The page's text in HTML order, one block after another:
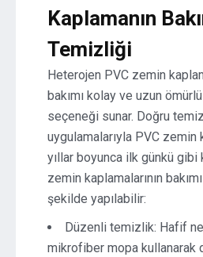
Kaplamanın
Temizliği
Heterojen PVC zemin
bakımı kolay ve uzun
seçeneği sunar. Doğru
uygulamalarıyla PVC zemin
yıllar boyunca ilk günkü gibi
zemin kaplamalarının
şekilde yapılabilir:
Düzenli temizlik: Hafif
mikrofiber mopa kullanarak